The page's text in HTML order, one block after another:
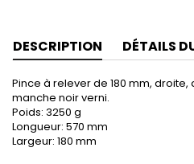
DESCRIPTION DÉTAILS
Pince à relever de 180 mm,
manche noir verni.
Poids: 3250 g
Longueur: 570 mm
Largeur: 180 mm